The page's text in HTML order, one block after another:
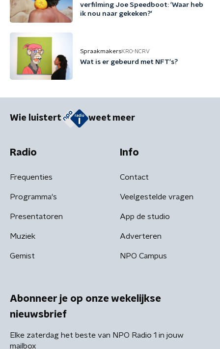
verfilming Joe Speedboot: 'Waar heb
ik nou naar gekeken?'
SpraakmakersKRO-NCRV
Wat is er gebeurd met NFT's?
Wie luistert weet meer
Radio
Frequenties
Programma's
Presentatoren
Muziek
Gemist
Info
Contact
Veelgestelde vragen
App de studio
Adverteren
NPO Campus
Abonneer je op onze wekelijkse
nieuwsbrief
Elke zaterdag het beste van NPO Radio 1 in jouw
mailbox